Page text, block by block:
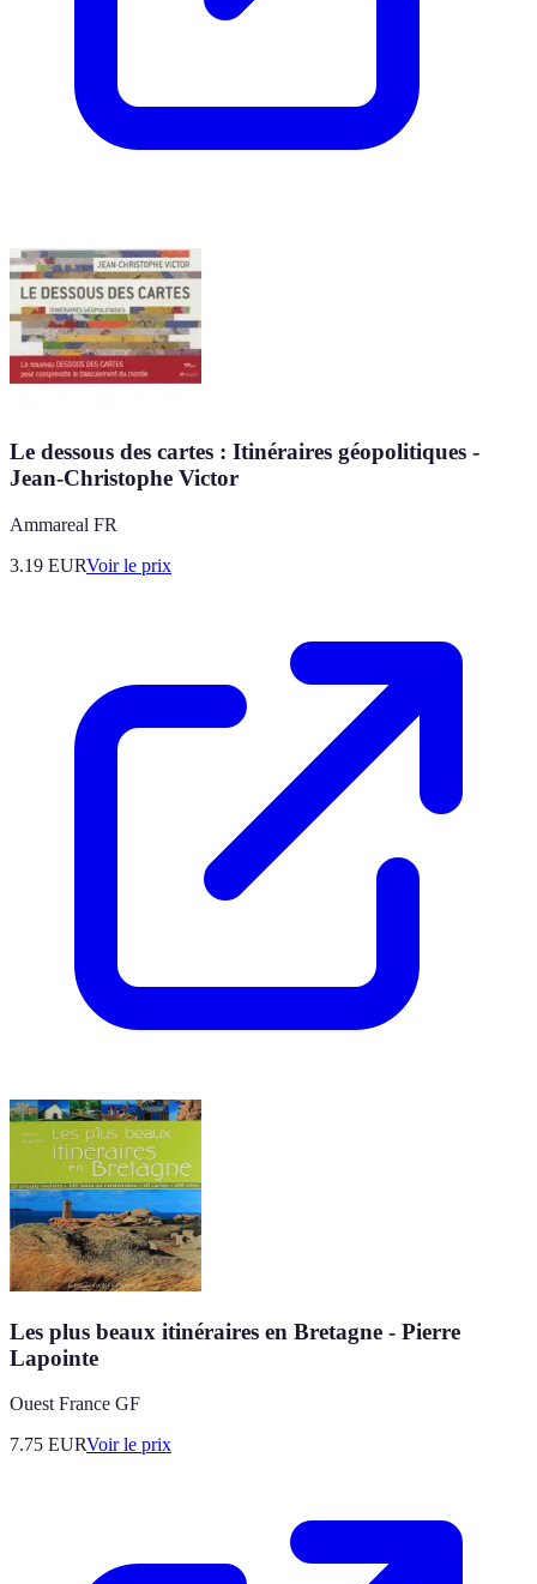
Le dessous des cartes : Itinéraires géopolitiques -
Jean-Christophe Victor
Ammareal FR
3.19 EURVoir le prix
Les plus beaux itinéraires en Bretagne - Pierre
Lapointe
Ouest France GF
7.75 EURVoir le prix